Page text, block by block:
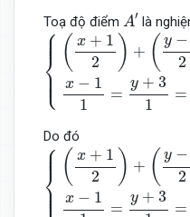
Toạ độ điểm A′
A′
là
⎧
⎪
⎪
⎪
⎨
⎪
⎪ ⎪
⎩
( x + 1
2
) + ( y −
2
x − 1
1
=
y + 3
1
=
{(x+12 )+(y−3 2)+(z+0
Do đó
⎧
⎪
⎪
⎪
⎨
⎪
⎪ ⎩
( x + 1
2
) + ( y −
2
x − 1
=
y + 3
=
{(x +1 )+ (y − +(z